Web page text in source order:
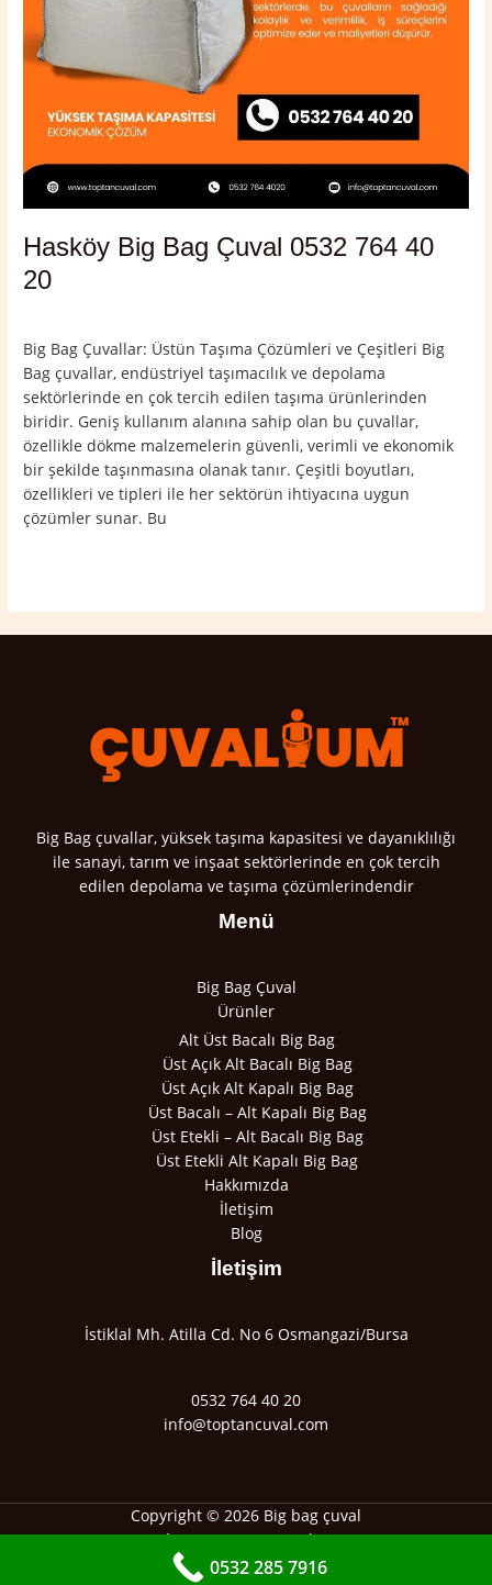
Hasköy Big Bag Çuval 0532 764 40
20
Big Bag Çuvallar: Üstün Taşıma Çözümleri ve Çeşitleri Big
Bag çuvallar, endüstriyel taşımacılık ve depolama
sektörlerinde en çok tercih edilen taşıma ürünlerinden
biridir. Geniş kullanım alanına sahip olan bu çuvallar,
özellikle dökme malzemelerin güvenli, verimli ve ekonomik
bir şekilde taşınmasına olanak tanır. Çeşitli boyutları,
özellikleri ve tipleri ile her sektörün ihtiyacına uygun
çözümler sunar. Bu
Big Bag çuvallar, yüksek taşıma kapasitesi ve dayanıklılığı
ile sanayi, tarım ve inşaat sektörlerinde en çok tercih
edilen depolama ve taşıma çözümlerindendir
Menü
Big Bag Çuval
Ürünler
Alt Üst Bacalı Big Bag
Üst Açık Alt Bacalı Big Bag
Üst Açık Alt Kapalı Big Bag
Üst Bacalı – Alt Kapalı Big Bag
Üst Etekli – Alt Bacalı Big Bag
Üst Etekli Alt Kapalı Big Bag
Hakkımızda
İletişim
Blog
İletişim
İstiklal Mh. Atilla Cd. No 6 Osmangazi/Bursa
0532 764 40 20
info@toptancuval.com
Copyright © 2026 Big bag çuval
Web Tasarım Avucumda.net
0532 285 7916